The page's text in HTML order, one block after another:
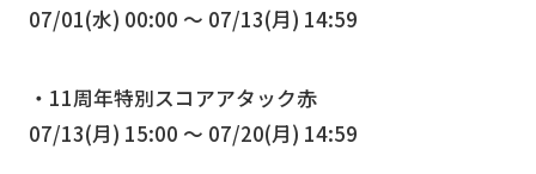
07/01(水) 00:00 〜 07/13(月) 14:59
・11周年特別スコアアタック赤
07/13(月) 15:00 〜 07/20(月) 14:59